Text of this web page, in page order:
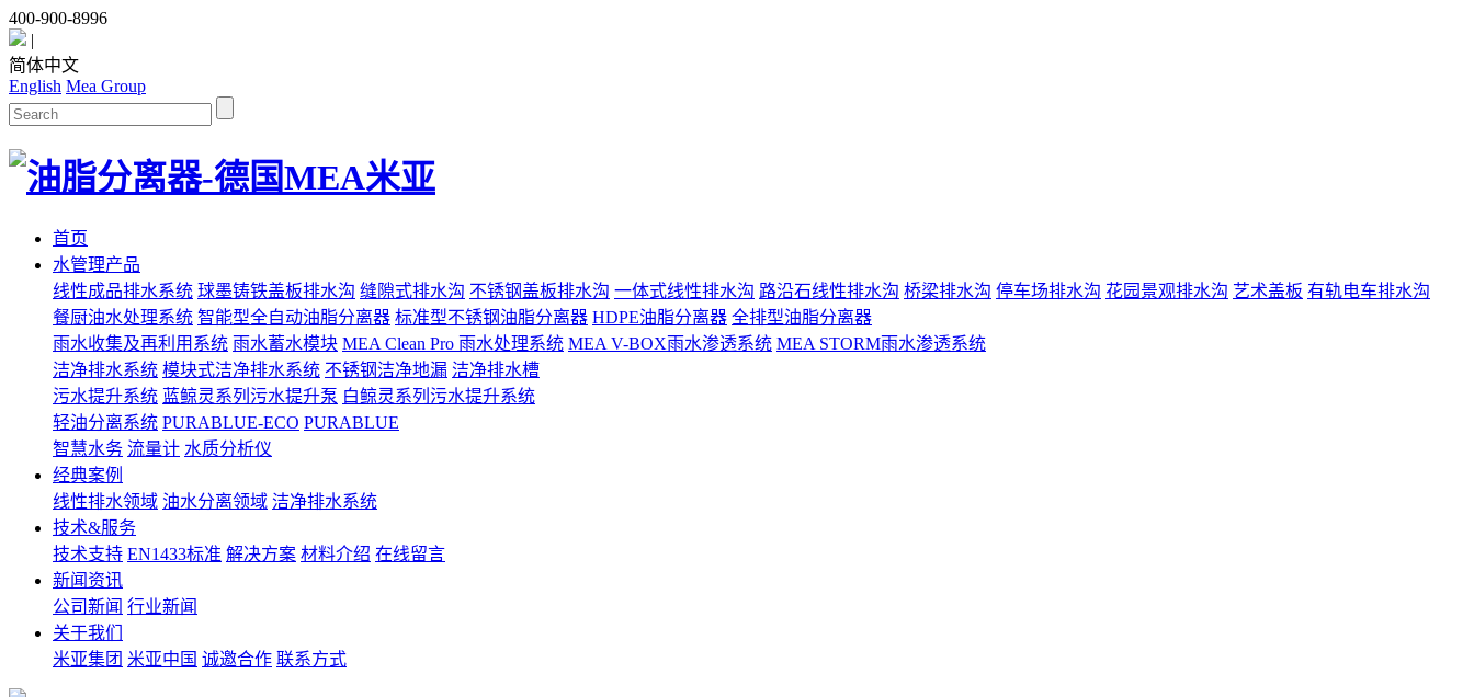
400-900-8996
|
简体中文
English Mea Group
首页
水管理产品
线性成品排水系统 球墨铸铁盖板排水沟 缝隙式排水沟 不锈钢盖板排水沟 一体式线性排水沟 路沿石线性排水沟 桥梁排水沟 停车场排水沟 花园景观排水沟 艺术盖板 有轨电车排水沟
餐厨油水处理系统 智能型全自动油脂分离器 标准型不锈钢油脂分离器 HDPE油脂分离器 全排型油脂分离器
雨水收集及再利用系统 雨水蓄水模块 MEA Clean Pro 雨水处理系统 MEA V-BOX雨水渗透系统 MEA STORM雨水渗透系统
洁净排水系统 模块式洁净排水系统 不锈钢洁净地漏 洁净排水槽
污水提升系统 蓝鲸灵系列污水提升泵 白鲸灵系列污水提升系统
轻油分离系统 PURABLUE-ECO PURABLUE
智慧水务 流量计 水质分析仪
经典案例
线性排水领域 油水分离领域 洁净排水系统
技术&服务
技术支持 EN1433标准 解决方案 材料介绍 在线留言
新闻资讯
公司新闻 行业新闻
关于我们
米亚集团 米亚中国 诚邀合作 联系方式